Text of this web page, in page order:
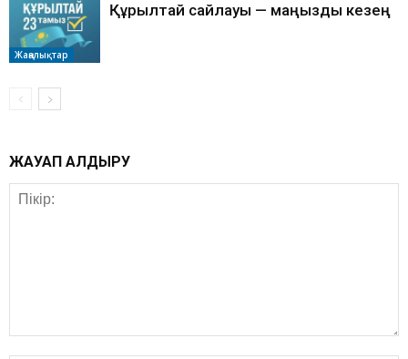
Жаңалықтар
Құрылтай сайлауы — маңызды кезең
ЖАУАП ҚАЛДЫРУ